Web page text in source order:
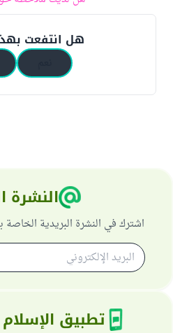
هل انتفعت
النشرة
اشترك في النشرة البريدية
تطبيق